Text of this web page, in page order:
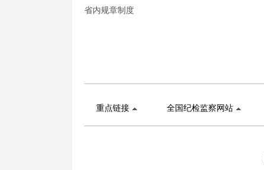
省内规章制度
重点链接 全国纪检监察网站